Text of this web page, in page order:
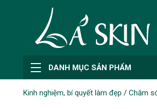
DANH MỤC SẢN PHẨM
Kinh nghiệm, bí quyết làm đẹp / Chăm